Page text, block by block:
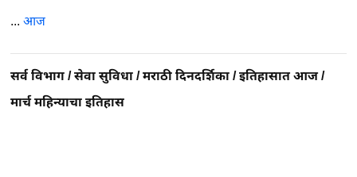
...आज
सर्व विभाग /सेवा सुविधा /मराठी दिनदर्शिका /इतिहासात आज/
मार्च महिन्याचा इतिहास